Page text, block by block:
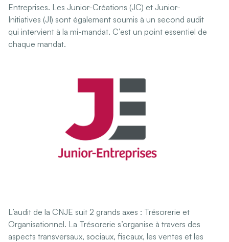
Entreprises. Les Junior-Créations (JC) et Junior-
Initiatives (JI) sont également soumis à un second audit
qui intervient à la mi-mandat. C’est un point essentiel de
chaque mandat.
L’audit de la CNJE suit 2 grands axes : Trésorerie et
Organisationnel. La Trésorerie s’organise à travers des
aspects transversaux, sociaux, fiscaux, les ventes et les